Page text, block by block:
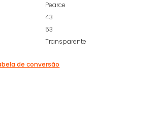
Pearce
43
53
Transparente
de conversão